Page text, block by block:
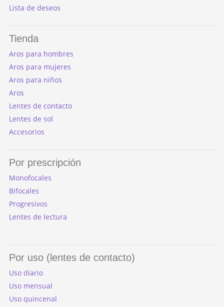
Lista de deseos
Tienda
Aros para hombres
Aros para mujeres
Aros para niños
Aros
Lentes de contacto
Lentes de sol
Accesorios
Por prescripción
Monofocales
Bifocales
Progresivos
Lentes de lectura
Por uso (lentes de contacto)
Uso diario
Uso mensual
Uso quincenal